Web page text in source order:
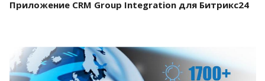
Приложение CRM Group Integration для Битрикс24